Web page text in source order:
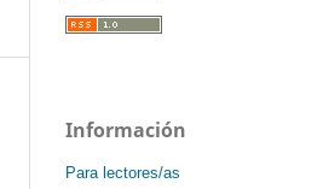
Información
Para lectores/as